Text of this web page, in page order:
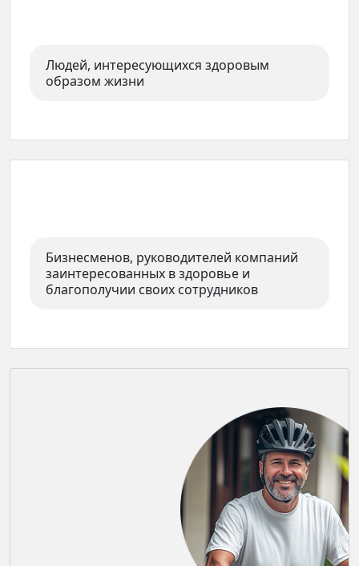
Людей, интересующихся здоровым
образом жизни
Бизнесменов, руководителей компаний
заинтересованных в здоровье и
благополучии своих сотрудников